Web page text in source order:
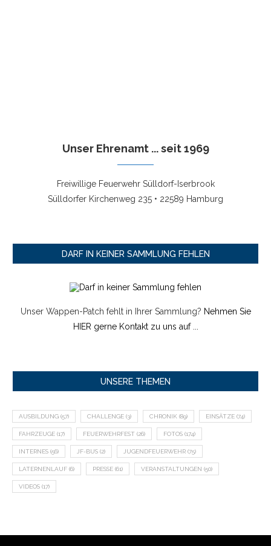
Unser Ehrenamt ... seit 1969
Freiwillige Feuerwehr Sülldorf-Iserbrook
Sülldorfer Kirchenweg 235 • 22589 Hamburg
DARF IN KEINER SAMMLUNG FEHLEN
Unser Wappen-Patch fehlt in Ihrer Sammlung? Nehmen Sie
HIER gerne Kontakt zu uns auf ...
UNSERE THEMEN
AUSBILDUNG (57) CHALLENGE (3) CHRONIK (89) EINSÄTZE (74)
FAHRZEUGE (17) FEUERWEHRFEST (26) FOTOS (174)
INTERNES (56) JF-BUS (2) JUGENDFEUERWEHR (75)
LATERNENLAUF (6) PRESSE (61) VERANSTALTUNGEN (50)
VIDEOS (17)